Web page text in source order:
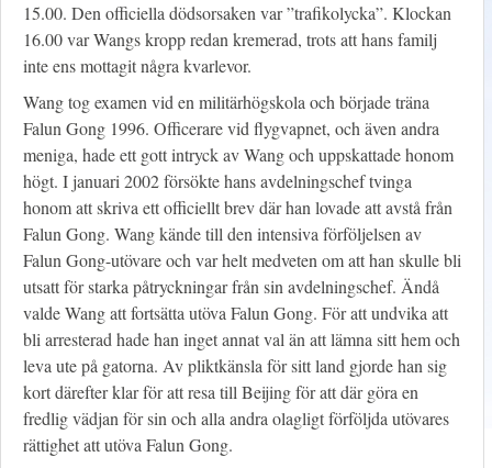
15.00. Den officiella dödsorsaken var ”trafikolycka”. Klockan
16.00 var Wangs kropp redan kremerad, trots att hans familj
inte ens mottagit några kvarlevor.
Wang tog examen vid en militärhögskola och började träna
Falun Gong 1996. Officerare vid flygvapnet, och även andra
meniga, hade ett gott intryck av Wang och uppskattade honom
högt. I januari 2002 försökte hans avdelningschef tvinga
honom att skriva ett officiellt brev där han lovade att avstå från
Falun Gong. Wang kände till den intensiva förföljelsen av
Falun Gong-utövare och var helt medveten om att han skulle bli
utsatt för starka påtryckningar från sin avdelningschef. Ändå
valde Wang att fortsätta utöva Falun Gong. För att undvika att
bli arresterad hade han inget annat val än att lämna sitt hem och
leva ute på gatorna. Av pliktkänsla för sitt land gjorde han sig
kort därefter klar för att resa till Beijing för att där göra en
fredlig vädjan för sin och alla andra olagligt förföljda utövares
rättighet att utöva Falun Gong.